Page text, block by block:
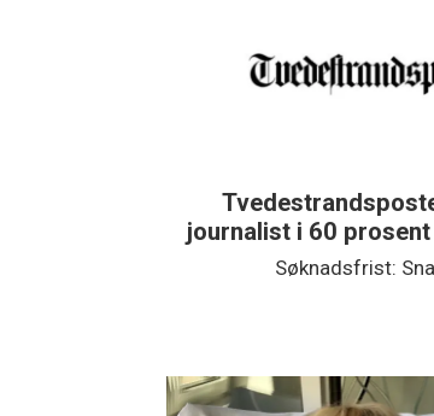
journalist i 60
Søknadsfrist: